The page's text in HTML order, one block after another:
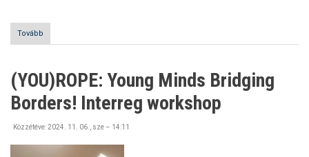
Tovább
futás
(YOU)ROPE: Young Minds Bridging
Borders! Interreg workshop
Közzétéve:2024. 11. 06., sze – 14:11